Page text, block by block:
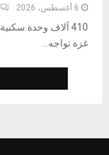
6 أغسطس، 2026
غزة تواجه...